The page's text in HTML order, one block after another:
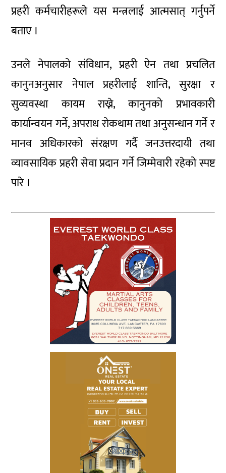
प्रहरी कर्मचारीहरूले यस मन्त्रलाई आत्मसात् गर्नुपर्ने
बताए ।
उनले नेपालको संविधान, प्रहरी ऐन तथा प्रचलित
कानुनअनुसार नेपाल प्रहरीलाई शान्ति, सुरक्षा र
सुव्यवस्था कायम राख्ने, कानुनको प्रभावकारी
कार्यान्वयन गर्ने, अपराध रोकथाम तथा अनुसन्धान गर्ने र
मानव अधिकारको संरक्षण गर्दै जनउत्तरदायी तथा
व्यावसायिक प्रहरी सेवा प्रदान गर्ने जिम्मेवारी रहेको स्पष्ट
पारे ।